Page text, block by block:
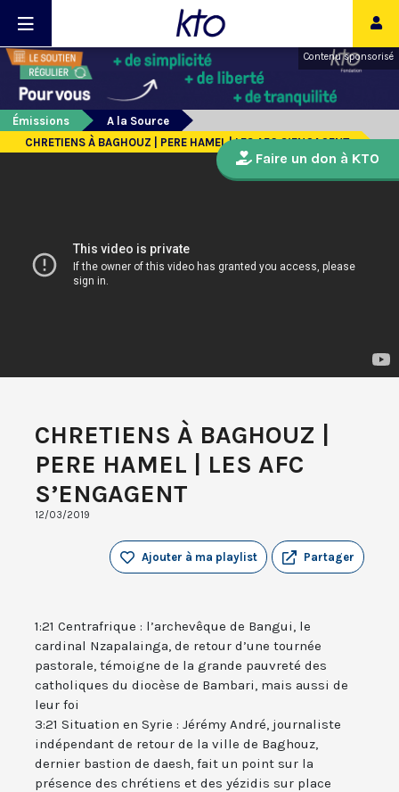
Contenu sponsorisé
Émissions
A la Source
CHRETIENS À BAGHOUZ | PERE HAMEL | LES AFC S’ENGAGENT
CHRETIENS À BAGHOUZ |
PERE HAMEL | LES AFC
S’ENGAGENT
12/03/2019
Partager
Ajouter à ma playlist
1:21 Centrafrique : l’archevêque de Bangui, le
cardinal Nzapalainga, de retour d’une tournée
pastorale, témoigne de la grande pauvreté des
catholiques du diocèse de Bambari, mais aussi de
leur foi
3:21 Situation en Syrie : Jérémy André, journaliste
indépendant de retour de la ville de Baghouz,
dernier bastion de daesh, fait un point sur la
présence des chrétiens et des yézidis sur place
Faire un don à KTO